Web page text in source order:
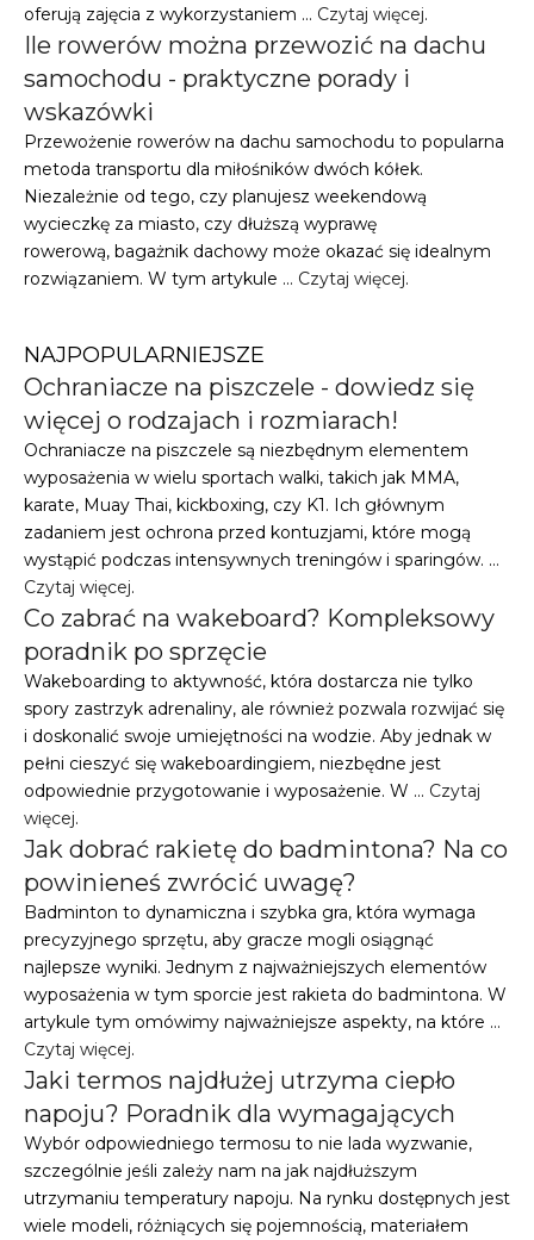
oferują zajęcia z wykorzystaniem … Czytaj więcej.
Ile rowerów można przewozić na dachu
samochodu - praktyczne porady i
wskazówki
Przewożenie rowerów na dachu samochodu to popularna
metoda transportu dla miłośników dwóch kółek.
Niezależnie od tego, czy planujesz weekendową
wycieczkę za miasto, czy dłuższą wyprawę
rowerową, bagażnik dachowy może okazać się idealnym
rozwiązaniem. W tym artykule … Czytaj więcej.
NAJPOPULARNIEJSZE
Ochraniacze na piszczele - dowiedz się
więcej o rodzajach i rozmiarach!
Ochraniacze na piszczele są niezbędnym elementem
wyposażenia w wielu sportach walki, takich jak MMA,
karate, Muay Thai, kickboxing, czy K1. Ich głównym
zadaniem jest ochrona przed kontuzjami, które mogą
wystąpić podczas intensywnych treningów i sparingów. …
Czytaj więcej.
Co zabrać na wakeboard? Kompleksowy
poradnik po sprzęcie
Wakeboarding to aktywność, która dostarcza nie tylko
spory zastrzyk adrenaliny, ale również pozwala rozwijać się
i doskonalić swoje umiejętności na wodzie. Aby jednak w
pełni cieszyć się wakeboardingiem, niezbędne jest
odpowiednie przygotowanie i wyposażenie. W … Czytaj
więcej.
Jak dobrać rakietę do badmintona? Na co
powinieneś zwrócić uwagę?
Badminton to dynamiczna i szybka gra, która wymaga
precyzyjnego sprzętu, aby gracze mogli osiągnąć
najlepsze wyniki. Jednym z najważniejszych elementów
wyposażenia w tym sporcie jest rakieta do badmintona. W
artykule tym omówimy najważniejsze aspekty, na które …
Czytaj więcej.
Jaki termos najdłużej utrzyma ciepło
napoju? Poradnik dla wymagających
Wybór odpowiedniego termosu to nie lada wyzwanie,
szczególnie jeśli zależy nam na jak najdłuższym
utrzymaniu temperatury napoju. Na rynku dostępnych jest
wiele modeli, różniących się pojemnością, materiałem